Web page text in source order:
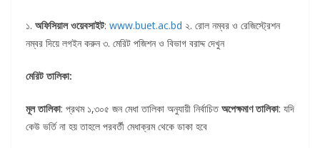
১. অফিসিয়াল ওয়েবসাইট: www.buet.ac.bd ২. রোল নম্বর ও রেজিস্ট্রেশন
নম্বর দিয়ে লগইন করুন ৩. মেরিট পজিশন ও বিভাগ বরাদ্দ দেখুন
মেরিট তালিকা:
মূল তালিকা: প্রথম ১,৩০৫ জন মেধা তালিকা অনুযায়ী নির্বাচিতঅপেক্ষমাণ তালিকা: যদি
কেউ ভর্তি না হয় তাহলে পরবর্তী মেধাক্রম থেকে ডাকা হবে